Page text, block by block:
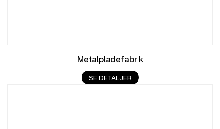
Metalpladefabrik
SE DETALJER